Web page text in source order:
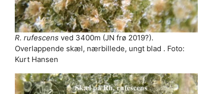
R. rufescens ved 3400m (JN frø 2019?).
Overlappende skæl, nærbillede, ungt blad . Foto:
Kurt Hansen